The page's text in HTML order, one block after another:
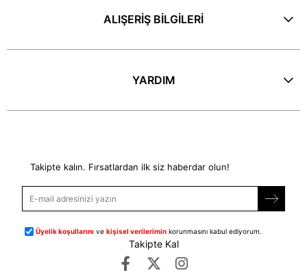
ALIŞERİŞ BİLGİLERİ
YARDIM
Takipte kalın. Fırsatlardan ilk siz haberdar olun!
Üyelik koşullarını vekişisel verilerimin korunmasını kabul ediyorum.
Takipte Kal